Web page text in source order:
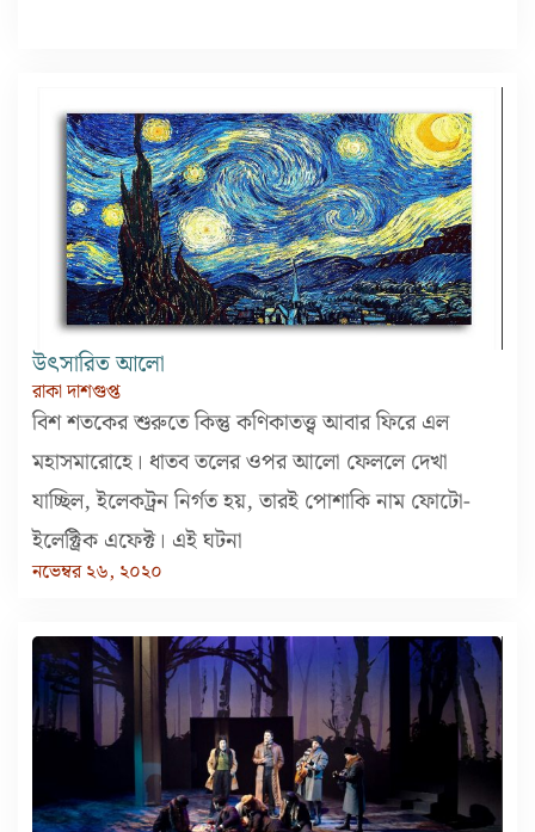
উত্‍সারিত আলো
রাকা দাশগুপ্ত
বিশ শতকের শুরুতে কিন্তু কণিকাতত্ত্ব আবার ফিরে এল
মহাসমারোহে। ধাতব তলের ওপর আলো ফেললে দেখা
যাচ্ছিল, ইলেকট্রন নির্গত হয়, তারই পোশাকি নাম ফোটো-
ইলেক্ট্রিক এফেক্ট। এই ঘটনা
নভেম্বর ২৬, ২০২০